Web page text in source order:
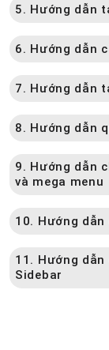
5. Hướng dẫn
6. Hướng dẫn
7. Hướng dẫn
8. Hướng dẫn
9. Hướng dẫn
và mega menu
10. Hướng
11. Hướng dẫn
Sidebar